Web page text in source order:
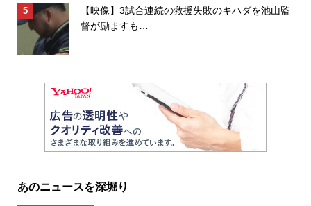
【映像】3試合連続の救援失敗のキハダを池山監
督が励ますも…
あのニュースを深堀り